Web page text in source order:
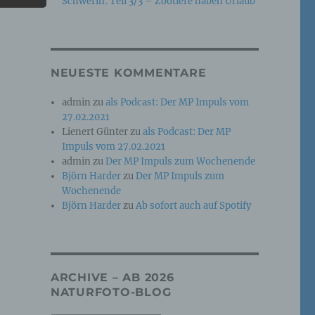
NEUESTE KOMMENTARE
admin zuals Podcast: Der MP Impuls vom
27.02.2021
Lienert Günterzuals Podcast: Der MP
Impuls vom 27.02.2021
admin zuDer MP Impuls zum Wochenende
Björn HarderzuDer MP Impuls zum
Wochenende
Björn HarderzuAb sofort auch auf Spotify
ARCHIVE – AB 2026
NATURFOTO-BLOG